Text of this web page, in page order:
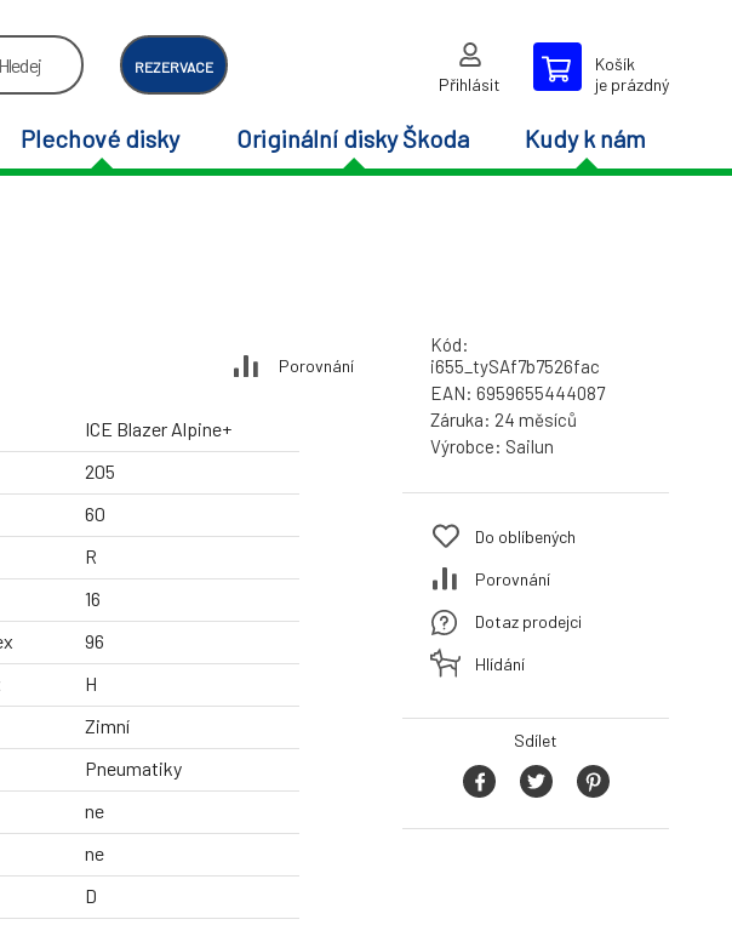
Hledej REZERVACE
Přihlásit
Košík
je prázdný
Plechové disky Originální disky Škoda Kudy k nám
Porovnání
ICE Blazer Alpine+
205
60
R
16
96
H
Zimní
Pneumatiky
ne
ne
D
Kód:
i655_tySAf7b7526fac
EAN: 6959655444087
Záruka: 24 měsíců
Výrobce: Sailun
Do oblíbených
Porovnání
Dotaz prodejci
Hlídání
Sdílet